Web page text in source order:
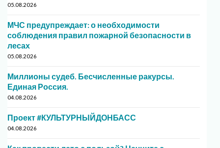
05.08.2026
МЧС предупреждает: о необходимости
соблюдения правил пожарной безопасности в
лесах
05.08.2026
Миллионы судеб. Бесчисленные ракурсы.
Единая Россия.
04.08.2026
Проект #КУЛЬТУРНЫЙДОНБАСС
04.08.2026